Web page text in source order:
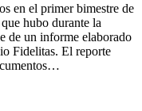
en el primer bimestre de
hubo durante la
de un informe elaborado
Fidelitas. El reporte